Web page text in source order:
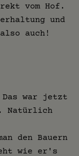
vom Hof.
und
auch!
Das war jetzt
Natürlich
den Bauern
wie er's